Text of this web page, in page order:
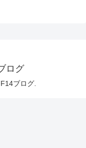
ログ
ブログ.